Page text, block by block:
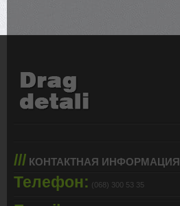
/// КОНТАКТНАЯ ИНФОРМАЦИЯ
Телефон: (068) 300 53 35